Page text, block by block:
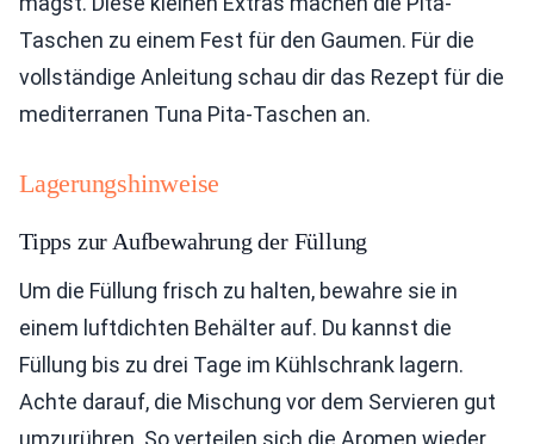
Taschen zu einem Fest für den Gaumen. Für die
vollständige Anleitung schau dir das Rezept für die
mediterranen Tuna Pita-Taschen an.
Lagerungshinweise
Tipps zur Aufbewahrung der Füllung
Um die Füllung frisch zu halten, bewahre sie in
einem luftdichten Behälter auf. Du kannst die
Füllung bis zu drei Tage im Kühlschrank lagern.
Achte darauf, die Mischung vor dem Servieren gut
umzurühren. So verteilen sich die Aromen wieder